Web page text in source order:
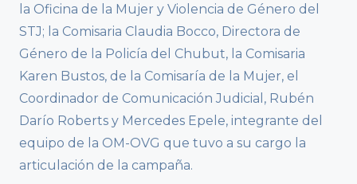
la Oficina de la Mujer y Violencia de Género del
STJ; la Comisaria Claudia Bocco, Directora de
Género de la Policía del Chubut, la Comisaria
Karen Bustos, de la Comisaría de la Mujer, el
Coordinador de Comunicación Judicial, Rubén
Darío Roberts y Mercedes Epele, integrante del
equipo de la OM-OVG que tuvo a su cargo la
articulación de la campaña.